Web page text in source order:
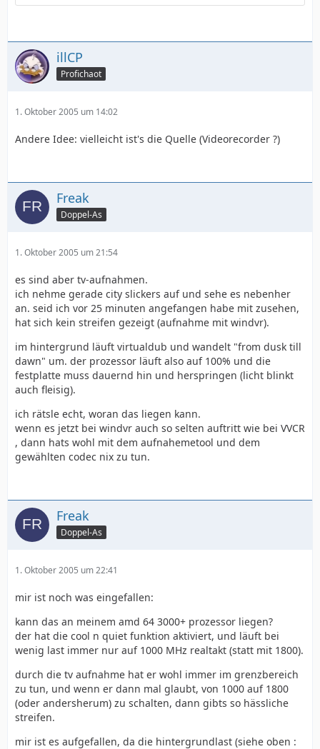
illCP
Profichaot
1. Oktober 2005 um 14:02
Andere Idee: vielleicht ist's die Quelle (Videorecorder ?)
Freak
Doppel-As
1. Oktober 2005 um 21:54
es sind aber tv-aufnahmen.
ich nehme gerade city slickers auf und sehe es nebenher
an. seid ich vor 25 minuten angefangen habe mit zusehen,
hat sich kein streifen gezeigt (aufnahme mit windvr).
im hintergrund läuft virtualdub und wandelt "from dusk till
dawn" um. der prozessor läuft also auf 100% und die
festplatte muss dauernd hin und herspringen (licht blinkt
auch fleisig).
ich rätsle echt, woran das liegen kann.
wenn es jetzt bei windvr auch so selten auftritt wie bei VVCR
, dann hats wohl mit dem aufnahemetool und dem
gewählten codec nix zu tun.
Freak
Doppel-As
1. Oktober 2005 um 22:41
mir ist noch was eingefallen:
kann das an meinem amd 64 3000+ prozessor liegen?
der hat die cool n quiet funktion aktiviert, und läuft bei
wenig last immer nur auf 1000 MHz realtakt (statt mit 1800).
durch die tv aufnahme hat er wohl immer im grenzbereich
zu tun, und wenn er dann mal glaubt, von 1000 auf 1800
(oder andersherum) zu schalten, dann gibts so hässliche
streifen.
mir ist es aufgefallen, da die hintergrundlast (siehe oben :